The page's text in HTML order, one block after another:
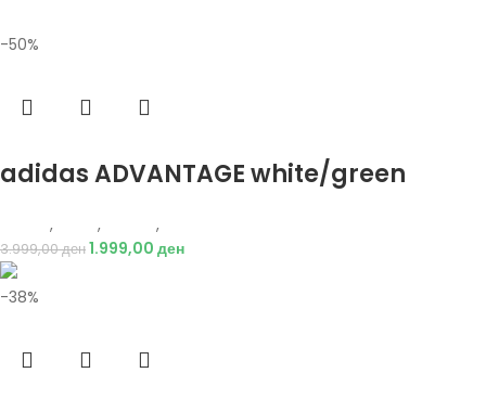
-50%
adidas ADVANTAGE white/green
, , ,
3.999,00ден1.999,00 ден
-38%